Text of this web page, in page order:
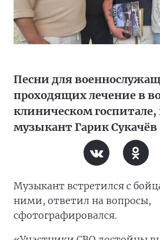
Песни для
проходящих лечение в
клиническом
музыкант Гарик Сукачёв
Музыкант встретился с
ними, ответил на вопросы,
сфотографировался.